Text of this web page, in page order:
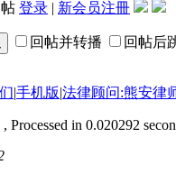
登录 | 新会员注冊
回帖并转播 回帖后
|手机版|法律顾问:熊安律
, Processed in 0.020292